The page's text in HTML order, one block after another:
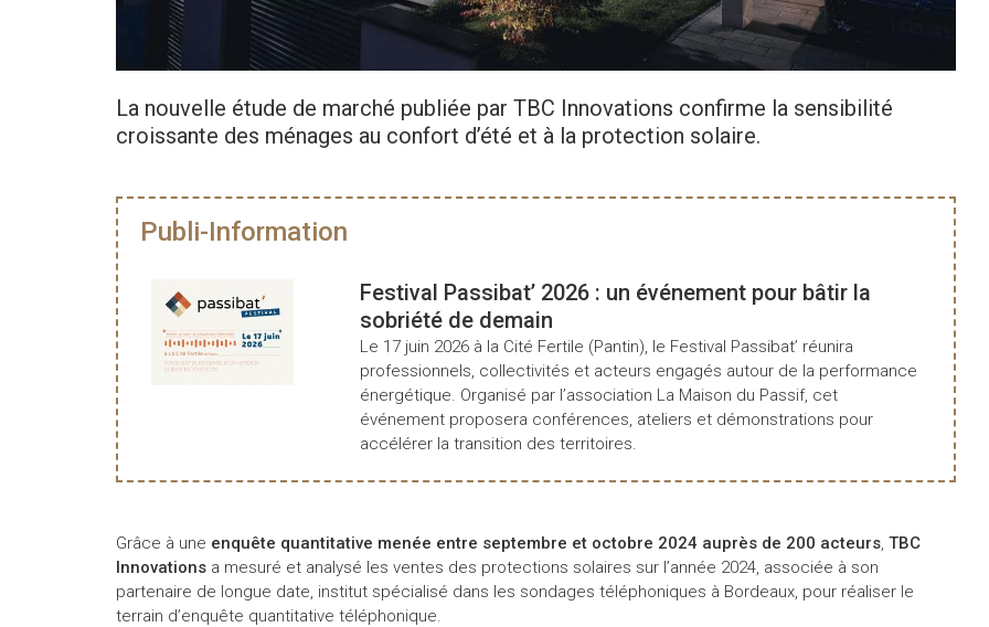
La nouvelle étude de marché publiée par TBC Innovations confirme la sensibilité
croissante des ménages au confort d’été et à la protection solaire.
Publi-Information
Festival Passibat’ 2026 : un événement pour bâtir la
sobriété de demain
Le 17 juin 2026 à la Cité Fertile (Pantin), le Festival Passibat’ réunira
professionnels, collectivités et acteurs engagés autour de la performance
énergétique. Organisé par l’association La Maison du Passif, cet
événement proposera conférences, ateliers et démonstrations pour
accélérer la transition des territoires.
Grâce à une enquête quantitative menée entre septembre et octobre 2024 auprès de 200 acteurs, TBC
Innovationsa mesuré et analysé les ventes des protections solaires sur l’année 2024, associée à son
partenaire de longue date, institut spécialisé dans les sondages téléphoniques à Bordeaux, pour réaliser le
terrain d’enquête quantitative téléphonique.